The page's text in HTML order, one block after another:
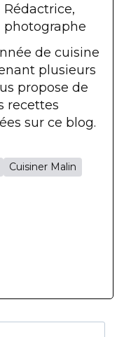
Rédactrice,
photographe
de cuisine
plusieurs
propose de
recettes
sur ce blog.
Cuisiner Malin